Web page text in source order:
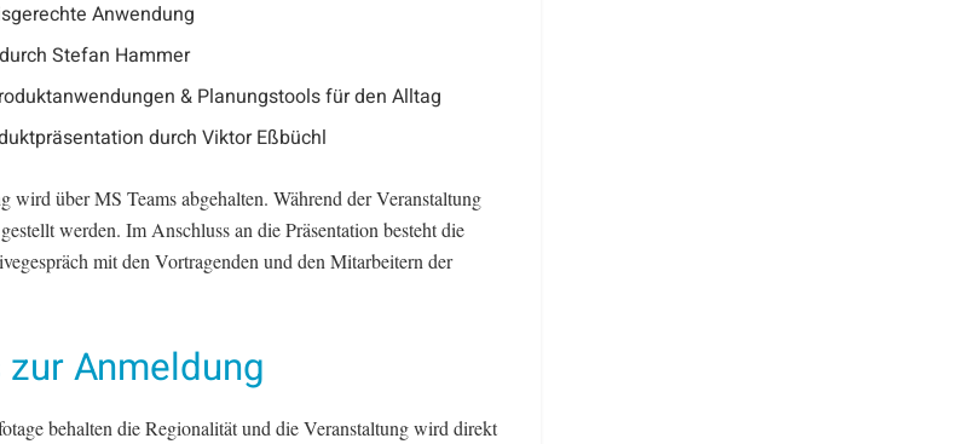
Anwendung
Stefan Hammer
& Planungstools für den Alltag
durch Viktor Eßbüchl
wird über MS Teams abgehalten. Während der Veranstaltung
werden. Im Anschluss an die Präsentation besteht die
mit den Vortragenden und den Mitarbeitern der
zur Anmeldung
behalten die Regionalität und die Veranstaltung wird direkt